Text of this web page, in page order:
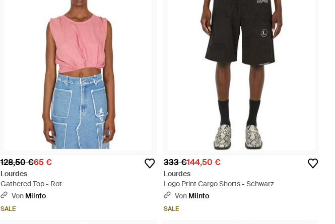
128,50 €65 €
Lourdes
Gathered Top - Rot
Von Miinto
SALE
333 €144,50 €
Lourdes
Logo Print Cargo Shorts - Schwarz
Von Miinto
SALE